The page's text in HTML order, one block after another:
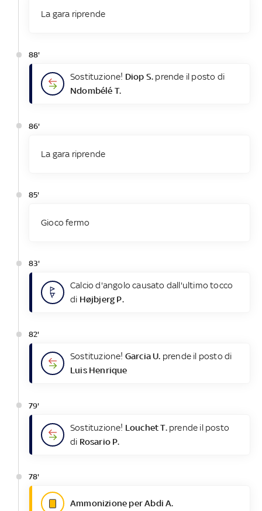
La gara riprende
88'
Sostituzione! Diop S. prende il posto di
Ndombélé T.
86'
La gara riprende
85'
Gioco fermo
83'
Calcio d'angolo causato dall'ultimo tocco
di Højbjerg P.
82'
Sostituzione! Garcia U. prende il posto di
Luis Henrique
79'
Sostituzione! Louchet T.prende il posto
di Rosario P.
78'
Ammonizione per Abdi A.